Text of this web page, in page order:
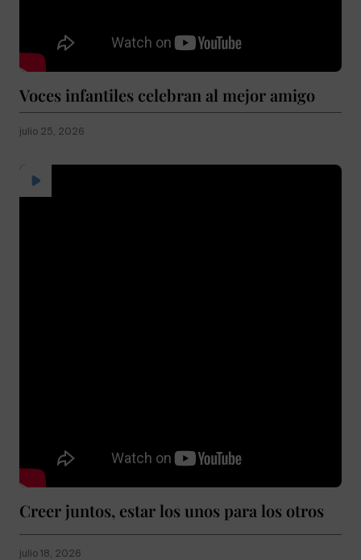
Voces infantiles celebran al mejor amigo
julio 25, 2026
Creer juntos, estar los unos para los otros
julio 18, 2026